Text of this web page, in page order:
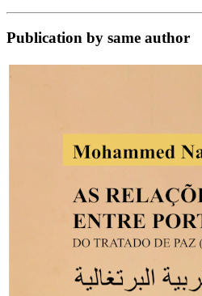
Publication by same author